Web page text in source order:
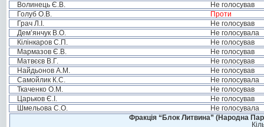
Волинець Є.В.
Не голосував
Голуб О.В.
Проти
Грач Л.І.
Не голосував
Дем’янчук В.О.
Не голосувала
Кілінкаров С.П.
Не голосував
Мармазов Є.В.
Не голосував
Матвєєв В.Г.
Не голосував
Найдьонов А.М.
Не голосував
Самойлик К.С.
Не голосувала
Ткаченко О.М.
Не голосував
Царьков Є.І.
Не голосував
Шмельова С.О.
Не голосувала
Фракція “Блок Литвина” (Народна